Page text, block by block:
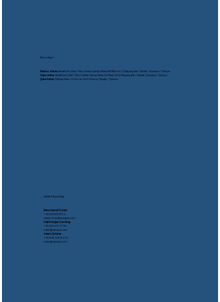
Bize Ulaşın
Merkez Adres:İkitelli Osb. Mah. Triko Center Sanayi Sitesi M5 Blok No:72 Başakşehir / İkitelli / İstanbul / Türkiye
Depo Adres:İkitelli Osb. Mah. Triko Center Sanayi Sitesi M2 Blok No:37 Başakşehir / İkitelli / İstanbul / Türkiye
Şube Adres:Gölbaşı Mah. 1524 sok. No:9 Ortaca / Muğla / Türkiye
Yedek Parça Satış
Reha Hamdi Öztürk
​+90 533 503 05 13
rehaozturk@oempar.com
Halil Erdoğan Demirtaş
+90 537 441 97 99
satis@oempar.com
Adem Üstüner
+90 538 440 52 92
satis@oempar.com